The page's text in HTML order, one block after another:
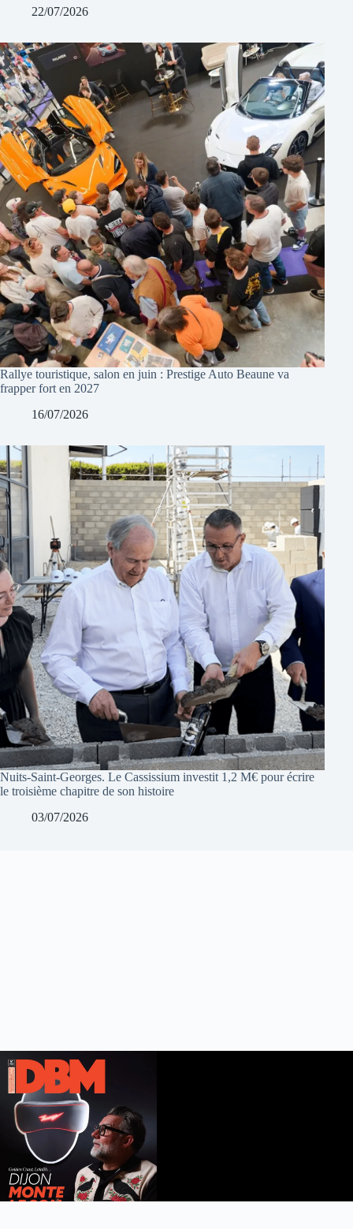
22/07/2026
Rallye touristique, salon en juin : Prestige Auto Beaune va
frapper fort en 2027
16/07/2026
Nuits-Saint-Georges. Le Cassissium investit 1,2 M€ pour écrire
le troisième chapitre de son histoire
03/07/2026